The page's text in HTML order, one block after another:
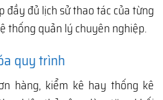
đầy đủ lịch sử thao tác của từng
thống quản lý chuyên nghiệp.
quy trình
hàng, kiểm kê hay thống kê